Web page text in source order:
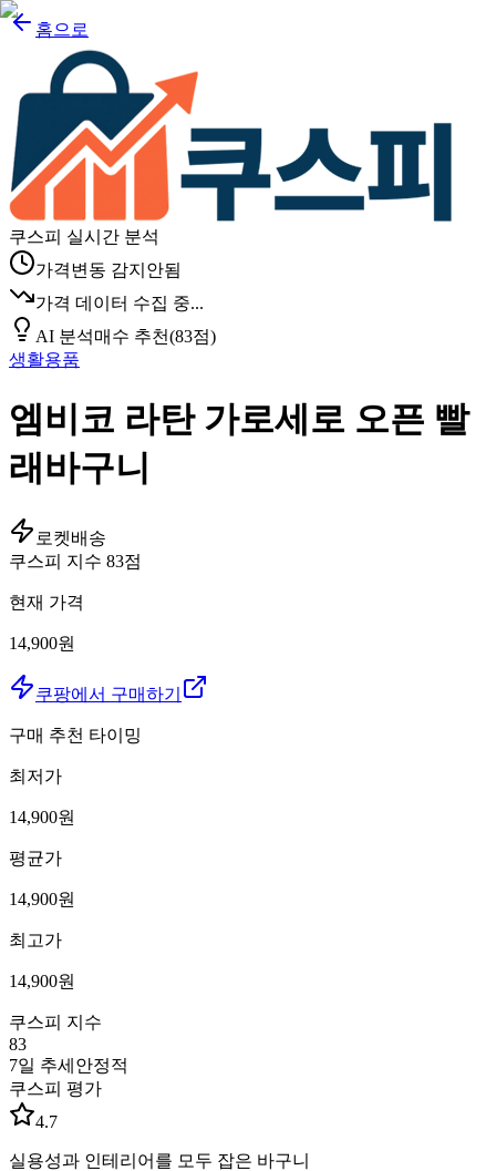
홈으로
쿠스피 실시간 분석
가격변동 감지안됨
가격 데이터 수집 중...
AI 분석매수 추천(83점)
생활용품
엠비코 라탄 가로세로 오픈 빨
래바구니
로켓배송
쿠스피 지수 83점
현재 가격
14,900원
쿠팡에서 구매하기
구매 추천 타이밍
최저가
14,900원
평균가
14,900원
최고가
14,900원
쿠스피 지수
83
7일 추세 안정적
쿠스피 평가
4.7
실용성과 인테리어를 모두 잡은 바구니